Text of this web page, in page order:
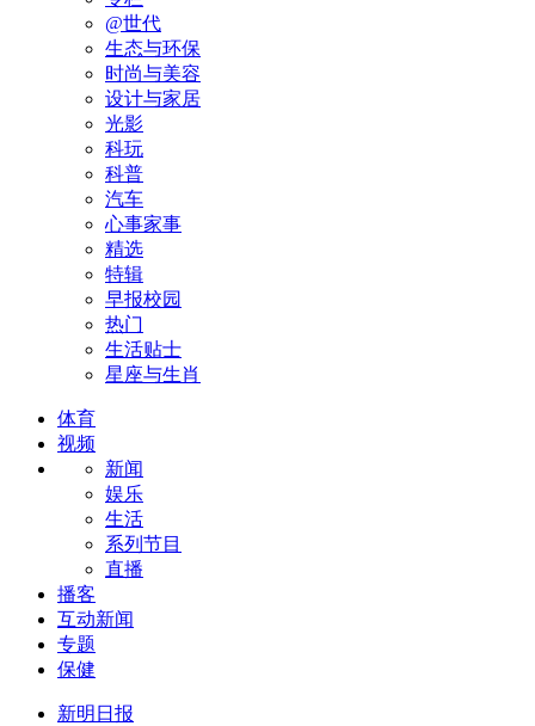
@世代
生态与环保
时尚与美容
设计与家居
光影
科玩
科普
汽车
心事家事
精选
特辑
早报校园
热门
生活贴士
星座与生肖
体育
视频
新闻
娱乐
生活
系列节目
直播
播客
互动新闻
专题
保健
新明日报